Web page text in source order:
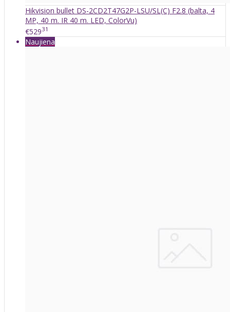
Hikvision bullet DS-2CD2T47G2P-LSU/SL(C) F2.8 (balta, 4
MP, 40 m. IR 40 m. LED, ColorVu)
€52931
Naujiena